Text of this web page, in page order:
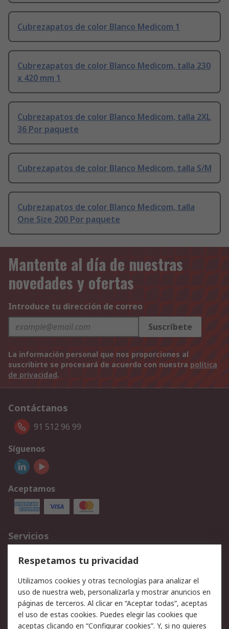
Cubrezapatos de color Blanco Medicom 1
Cubrezapatos de color Blanco Medicom, talla 230
x 420 mm 1
Cubrezapatos de color Blanco Medicom, talla 2XL
36 Por paquete
Cubrezapatos de color Blanco Medicom, talla S/M
Cubrezapatos de color Blanco Medicom, talla
One Size 200 Por paquete
Mantente al día de nuestras
novedades y ofertas
Introduce tu dirección de correo
Suscríbete
La información personal que nos proporciones al
suscribirte se procesará de acuerdo con nuestra política
de privacidad.
Contáctanos
91 512 96 99
Síguenos
Aceptamos
Servicios
Cómo realizar pedidos
Devoluciones
Facturación y pago
Ofertas
Soporte técnico
Legal
Respetamos tu privacidad
Utilizamos cookies y otras tecnologías para analizar el
uso de nuestra web, personalizarla y mostrar anuncios en
páginas de terceros. Al clicar en “Aceptar todas”, aceptas
el uso de estas cookies. Puedes elegir las cookies que
aceptas clicando en “Configurar cookies”. Y, si no quieres